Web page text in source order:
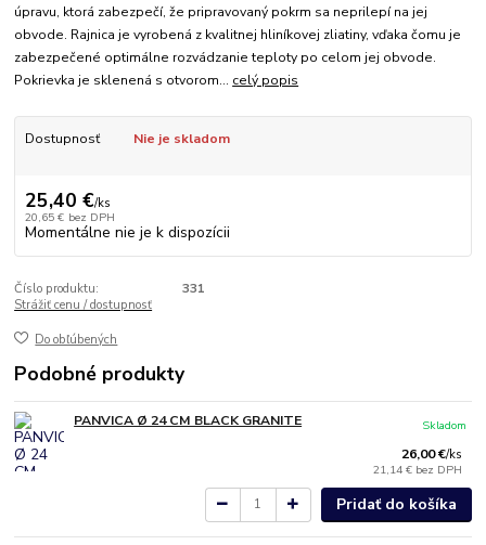
úpravu, ktorá zabezpečí, že pripravovaný pokrm sa neprilepí na jej
obvode. Rajnica je vyrobená z kvalitnej hliníkovej zliatiny, vďaka čomu je
zabezpečené optimálne rozvádzanie teploty po celom jej obvode.
Pokrievka je sklenená s otvorom... celý popis
Dostupnosť Nie je skladom
25,40 €/ks
20,65 € bez DPH
Momentálne nie je k dispozícii
Číslo produktu:
331
Strážiť cenu / dostupnosť
Do obľúbených
Podobné produkty
PANVICA Ø 24 CM BLACK GRANITE
26,00 €/ks
21,14 € bez DPH
Skladom
Pridať do košíka